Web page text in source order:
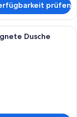
prüfen
Bettwaren, Pillowtop-
Dusche